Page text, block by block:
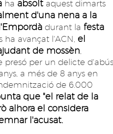
ha absolt aquest dimarts
d'una nena a la
durant la festa
ha avançat l'ACN, el
de mossèn
presó per un delicte d'abús
a més de 8 anys en
de 6.000
que "el relat de la
alhora el considera
l'acusat.